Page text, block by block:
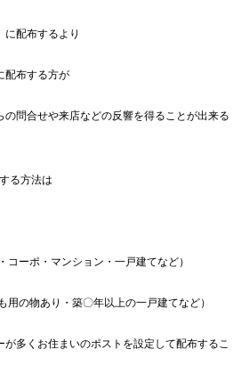
に配布するより
配布する方が
問合せや来店などの反響を得ることが出来る
る方法は
ーポ・マンション・一戸建てなど）
の物あり・築〇年以上の一戸建てなど）
多くお住まいのポストを設定して配布するこ